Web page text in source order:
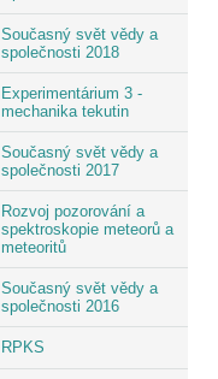
Současný svět vědy a
společnosti 2018
Experimentárium 3 -
mechanika tekutin
Současný svět vědy a
společnosti 2017
Rozvoj pozorování a
spektroskopie meteorů a
meteoritů
Současný svět vědy a
společnosti 2016
RPKS